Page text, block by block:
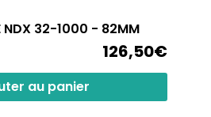
NDX 32-1000 - 82MM
126,50€
au panier